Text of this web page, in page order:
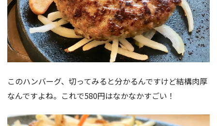
このハンバーグ、切ってみると分かるんですけど結構肉厚
なんですよね。これで580円はなかなかすごい！